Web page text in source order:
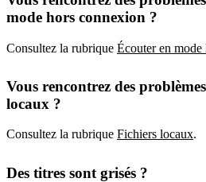
mode hors connexion ?
Consultez la rubrique Écouter en
Vous rencontrez des
locaux ?
Consultez la rubrique Fichiers locaux.
Des titres sont grisés ?